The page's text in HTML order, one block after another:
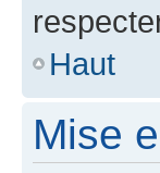
Haut
Mise